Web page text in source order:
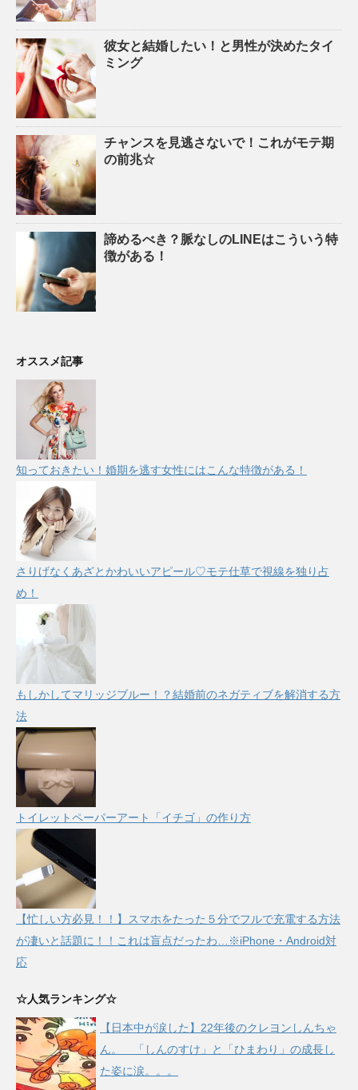
彼女と結婚したい！と男性が決めたタイ
ミング
チャンスを見逃さないで！これがモテ期
の前兆☆
諦めるべき？脈なしのLINEはこういう特
徴がある！
オススメ記事
知っておきたい！婚期を逃す女性にはこんな特徴がある！
さりげなくあざとかわいいアピール♡モテ仕草で視線を独り占
め！
もしかしてマリッジブルー！？結婚前のネガティブを解消する方
法
トイレットペーパーアート「イチゴ」の作り方
【忙しい方必見！！】スマホをたった５分でフルで充電する方法
が凄いと話題に！！これは盲点だったわ…※iPhone・Android対
応
☆人気ランキング☆
【日本中が涙した】22年後のクレヨンしんちゃ
ん。 「しんのすけ」と「ひまわり」の成長し
た姿に涙。。。